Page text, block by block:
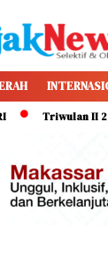
Triwulan II 2026,